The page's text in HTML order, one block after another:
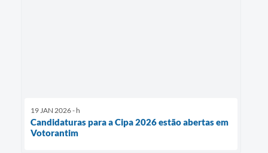
19 JAN 2026 - h
Candidaturas para a Cipa 2026 estão abertas em
Votorantim